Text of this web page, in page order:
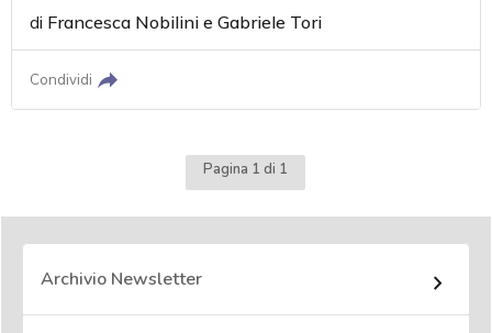
di Francesca Nobilini eGabriele Tori
Condividi
Pagina 1 di 1
Archivio Newsletter